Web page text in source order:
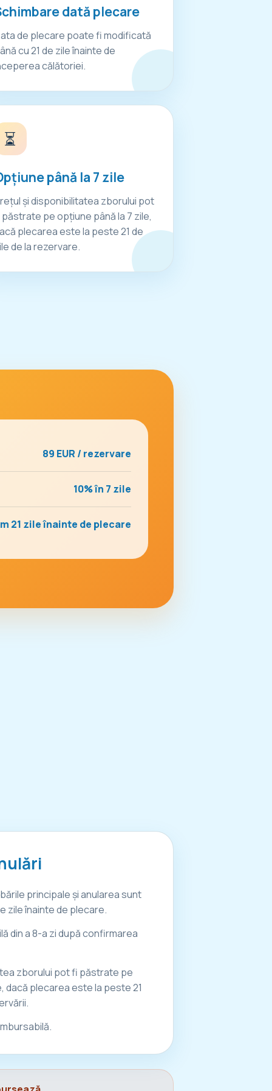
dată plecare
de plecare poate fi modificată
cu 21 de zile înainte de
călătoriei.
⏳
până la 7 zile
și disponibilitatea zborului pot
pe opțiune până la 7 zile,
plecarea este la peste 21 de
de la rezervare.
89 EUR / rezervare
10% în 7 zile
21 zile înainte de plecare
principale și anularea sunt
zile înainte de plecare.
din a 8-a zi după confirmarea
zborului pot fi păstrate pe
dacă plecarea este la peste 21